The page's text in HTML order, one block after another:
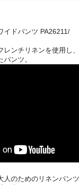
イドパンツ PA26211/
レンチリネンを使用し
パンツ。
人のためのリネンパン